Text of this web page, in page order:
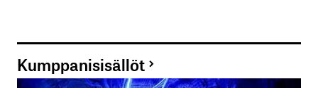
Kumppanisisällöt